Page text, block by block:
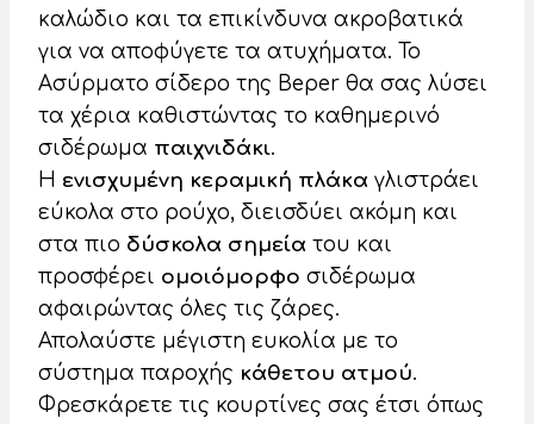
καλώδιο και τα επικίνδυνα ακροβατικά
για να αποφύγετε τα ατυχήματα. Το
Ασύρματο σίδερο της Beper θα σας λύσει
τα χέρια καθιστώντας το καθημερινό
σιδέρωμα παιχνιδάκι.
Η ενισχυμένη κεραμική πλάκα γλιστράει
εύκολα στο ρούχο, διεισδύει ακόμη και
στα πιο δύσκολα σημεία του και
προσφέρει ομοιόμορφο σιδέρωμα
αφαιρώντας όλες τις ζάρες.
Απολαύστε μέγιστη ευκολία με το
σύστημα παροχής κάθετου ατμού.
Φρεσκάρετε τις κουρτίνες σας έτσι όπως